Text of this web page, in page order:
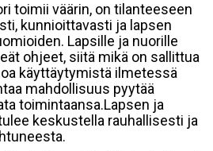
toimii väärin, on tilanteeseen
kunnioittavasti ja lapsen
Lapsille ja nuorille
ohjeet, siitä mikä on sallittua
käyttäytymistä ilmetessä
mahdollisuus pyytää
toimintaansa.Lapsen ja
keskustella rauhallisesti ja